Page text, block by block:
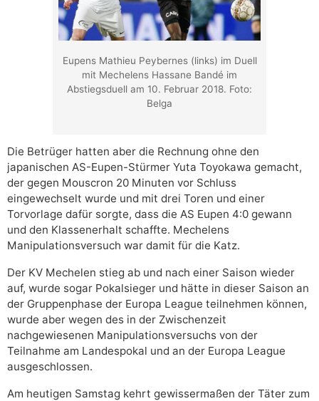
Eupens Mathieu Peybernes (links) im Duell
mit Mechelens Hassane Bandé im
Abstiegsduell am 10. Februar 2018. Foto:
Belga
Die Betrüger hatten aber die Rechnung ohne den
japanischen AS-Eupen-Stürmer Yuta Toyokawa gemacht,
der gegen Mouscron 20 Minuten vor Schluss
eingewechselt wurde und mit drei Toren und einer
Torvorlage dafür sorgte, dass die AS Eupen 4:0 gewann
und den Klassenerhalt schaffte. Mechelens
Manipulationsversuch war damit für die Katz.
Der KV Mechelen stieg ab und nach einer Saison wieder
auf, wurde sogar Pokalsieger und hätte in dieser Saison an
der Gruppenphase der Europa League teilnehmen können,
wurde aber wegen des in der Zwischenzeit
nachgewiesenen Manipulationsversuchs von der
Teilnahme am Landespokal und an der Europa League
ausgeschlossen.
Am heutigen Samstag kehrt gewissermaßen der Täter zum